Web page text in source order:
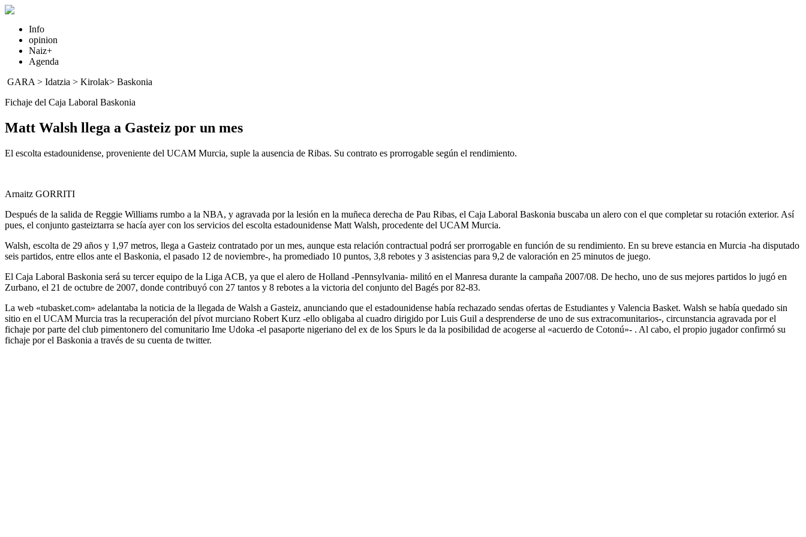
Info
opinion
Naiz+
Agenda
GARA > Idatzia > Kirolak> Baskonia
Fichaje del Caja Laboral Baskonia
Matt Walsh llega a Gasteiz por un mes
El escolta estadounidense, proveniente del UCAM Murcia, suple la ausencia de Ribas. Su contrato es prorrogable según el rendimiento.
Arnaitz GORRITI
Después de la salida de Reggie Williams rumbo a la NBA, y agravada por la lesión en la muñeca derecha de Pau Ribas, el Caja Laboral Baskonia buscaba un alero con el que completar su rotación exterior. Así
pues, el conjunto gasteiztarra se hacía ayer con los servicios del escolta estadounidense Matt Walsh, procedente del UCAM Murcia.
Walsh, escolta de 29 años y 1,97 metros, llega a Gasteiz contratado por un mes, aunque esta relación contractual podrá ser prorrogable en función de su rendimiento. En su breve estancia en Murcia -ha disputado
seis partidos, entre ellos ante el Baskonia, el pasado 12 de noviembre-, ha promediado 10 puntos, 3,8 rebotes y 3 asistencias para 9,2 de valoración en 25 minutos de juego.
El Caja Laboral Baskonia será su tercer equipo de la Liga ACB, ya que el alero de Holland -Pennsylvania- militó en el Manresa durante la campaña 2007/08. De hecho, uno de sus mejores partidos lo jugó en
Zurbano, el 21 de octubre de 2007, donde contribuyó con 27 tantos y 8 rebotes a la victoria del conjunto del Bagés por 82-83.
La web «tubasket.com» adelantaba la noticia de la llegada de Walsh a Gasteiz, anunciando que el estadounidense había rechazado sendas ofertas de Estudiantes y Valencia Basket. Walsh se había quedado sin
sitio en el UCAM Murcia tras la recuperación del pívot murciano Robert Kurz -ello obligaba al cuadro dirigido por Luis Guil a desprenderse de uno de sus extracomunitarios-, circunstancia agravada por el
fichaje por parte del club pimentonero del comunitario Ime Udoka -el pasaporte nigeriano del ex de los Spurs le da la posibilidad de acogerse al «acuerdo de Cotonú»- . Al cabo, el propio jugador confirmó su
fichaje por el Baskonia a través de su cuenta de twitter.